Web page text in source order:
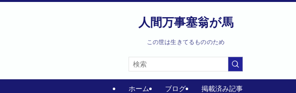
人間万事塞翁が馬
この世は生きてるもののため
ホーム ブログ 掲載済み記事